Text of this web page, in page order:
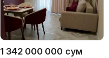
1 342 000 000 сум